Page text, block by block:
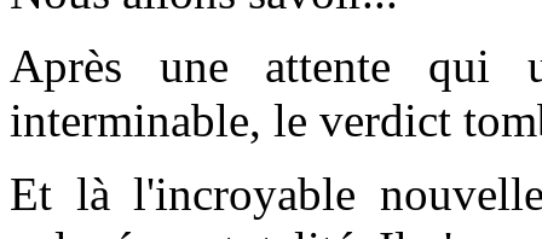
Après une attente qui
interminable, le verdict
Et là l'incroyable